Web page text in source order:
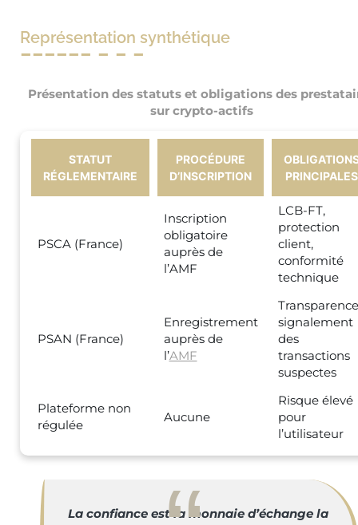
Représentation synthétique
Présentation des statuts et obligations des
sur crypto-actifs
STATUT
RÉGLEMENTAIRE
PROCÉDURE
D’INSCRIPTION
PRINCIPALES
PSCA (France)
Inscription
obligatoire
auprès de
l’AMF
LCB-FT,
protection
client,
conformité
technique
PSAN (France)
Enregistrement
auprès de
l’AMF
signalement
des
transactions
suspectes
Plateforme non
régulée
Aucune
Risque élevé
pour
l’utilisateur
La confiance est la monnaie d’échange la